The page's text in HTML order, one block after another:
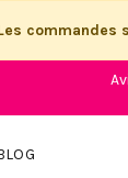
commandes